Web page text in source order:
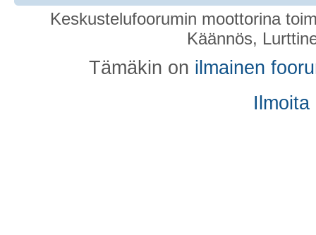
Keskustelufoorumin moottorina
Käännös,
Tämäkin on ilmainen